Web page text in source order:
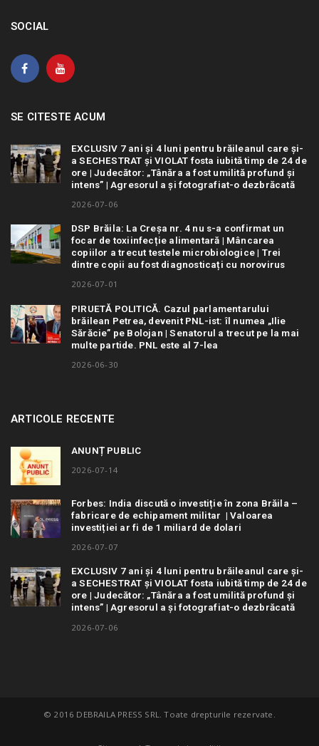
SOCIAL
SE CITESTE ACUM
EXCLUSIV 7 ani și 4 luni pentru brăileanul care și-
a SECHESTRAT și VIOLAT fosta iubită timp de 24 de
ore | Judecător: „Tânăra a fost umilită profund și
intens” | Agresorul a și fotografiat-o dezbrăcată
2026-07-06
DSP Brăila: La Creșa nr. 4 nu s-a confirmat un
focar de toxiinfecție alimentară | Mâncarea
copiilor a trecut testele microbiologice | Trei
dintre copii au fost diagnosticați cu norovirus
2026-07-01
PIRUETĂ POLITICĂ. Cazul parlamentarului
brăilean Petrea, devenit PNL-ist: îl numea „Ilie
Sărăcie” pe Bolojan | Senatorul a trecut pe la mai
multe partide. PNL este al 7-lea
2026-06-30
ARTICOLE RECENTE
ANUNȚ PUBLIC
2026-07-14
Forbes: India discută o investiție în zona Brăila –
fabricare de echipament militar | Valoarea
investiției ar fi de 1 miliard de dolari
2026-07-07
EXCLUSIV 7 ani și 4 luni pentru brăileanul care și-
a SECHESTRAT și VIOLAT fosta iubită timp de 24 de
ore | Judecător: „Tânăra a fost umilită profund și
intens” | Agresorul a și fotografiat-o dezbrăcată
2026-07-06
© 2016 DEBRAILA PRESS SRL. Toate drepturile rezervate.